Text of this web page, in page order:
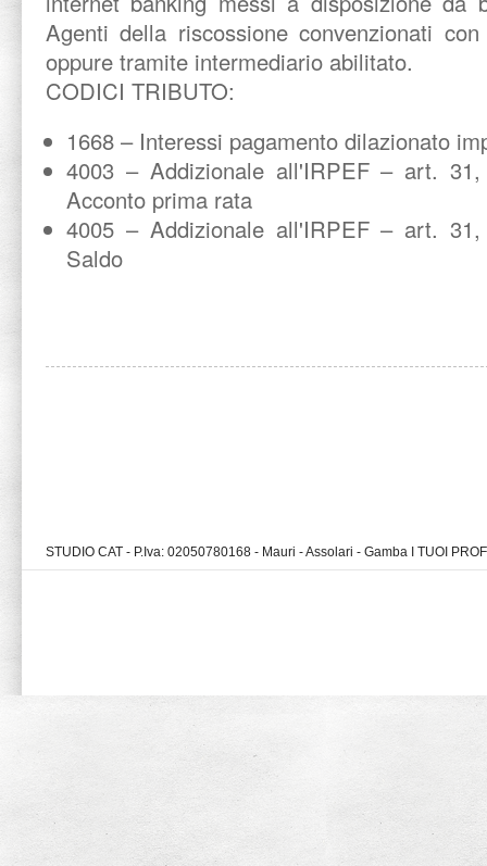
Agenti della riscossione convenzionati
oppure tramite intermediario abilitato.
CODICI TRIBUTO:
1668 – Interessi pagamento dilazionato
4003 – Addizionale all'IRPEF – art.
Acconto prima rata
4005 – Addizionale all'IRPEF – art.
Saldo
STUDIO CAT - P.Iva: 02050780168 - Mauri - Assolari - Gamba I TUOI